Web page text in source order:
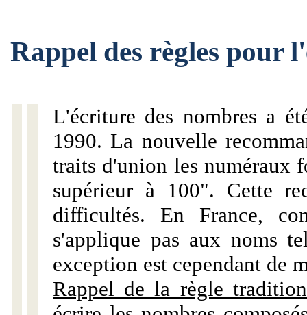
Rappel des règles pour
L'écriture des nombres a
1990. La nouvelle
traits d'union les numéraux
supérieur à 100". Cette
difficultés. En France,
s'applique pas aux noms
exception est cependant de
Rappel de la règle